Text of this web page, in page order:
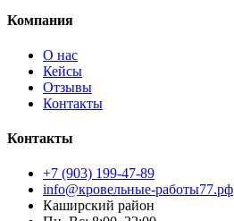
Компания
О нас
Кейсы
Отзывы
Контакты
Контакты
+7 (903) 199-47-89
info@кровельные-работы77.рф
Каширский район